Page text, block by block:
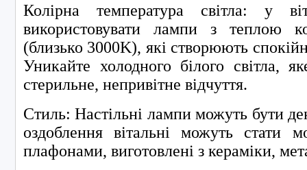
Колірна температура світла: у
використовувати лампи з теплою
(близько 3000K), які створюють
Уникайте холодного білого світла,
стерильне, непривітне відчуття.
Стиль: Настільні лампи можуть бути
оздоблення вітальні можуть стати
плафонами, виготовлені з кераміки,